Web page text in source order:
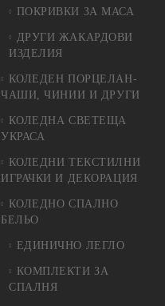
ПОКРИВКИ ЗА МАСА
ДРУГИ ЖАКАРДОВИ
ИЗДЕЛИЯ
КОЛЕДЕН ПОРЦЕЛАН-
ЧАШИ, ЧИНИИ И ДРУГИ
КОЛЕДНА СВЕТЕЩА
УКРАСА
КОЛЕДНИ ТЕКСТИЛНИ
ИГРАЧКИ И ДЕКОРАЦИЯ
КОЛЕДНO СПАЛНO
БЕЛЬО
ЕДИНИЧНО ЛЕГЛО
КОМПЛЕКТИ ЗА
СПАЛНЯ